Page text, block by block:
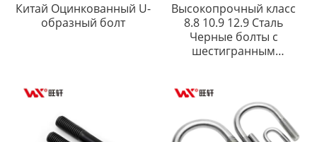
Китай Оцинкованный U-
образный болт
Высокопрочный класс
8.8 10.9 12.9 Сталь
Черные болты с
шестигранным